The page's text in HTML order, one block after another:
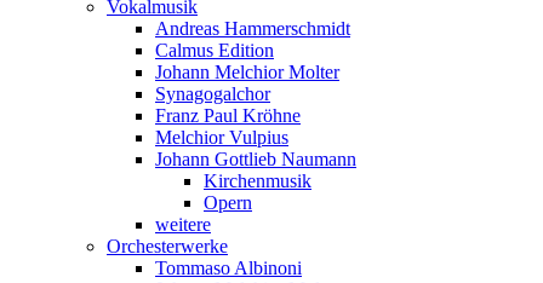
Vokalmusik
Andreas Hammerschmidt
Calmus Edition
Johann Melchior Molter
Synagogalchor
Franz Paul Kröhne
Melchior Vulpius
Johann Gottlieb Naumann
Kirchenmusik
Opern
weitere
Orchesterwerke
Tommaso Albinoni